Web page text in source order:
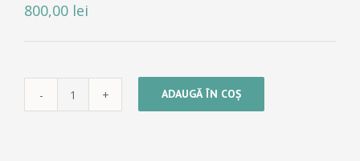
800,00 lei
Cantitate
ADAUGĂ ÎN COȘ